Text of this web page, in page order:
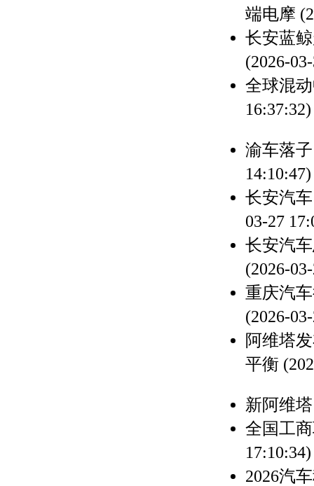
端电摩
长安蓝
(2026-
全球混
16:37:32)
渝车落
14:10:47)
长安汽
03-27
长安汽
(2026-
重庆汽
(2026-
阿维塔
平衡
新阿维
全国工
17:10:34)
2026汽